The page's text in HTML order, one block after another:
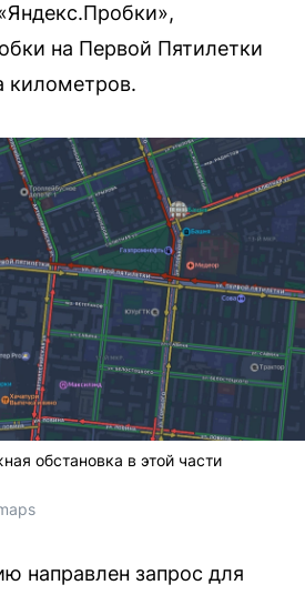
на Первой Пятилетки
километров.
обстановка в этой части
направлен запрос для